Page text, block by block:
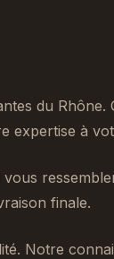
du
expertise à
finale.
Notre